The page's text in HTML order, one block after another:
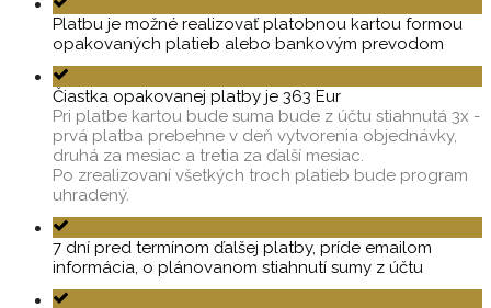
Platbu je možné realizovať platobnou kartou formou
opakovaných platieb alebo bankovým prevodom
Čiastka opakovanej platby je 363 Eur
Pri platbe kartou bude suma bude z účtu stiahnutá 3x -
prvá platba prebehne v deň vytvorenia objednávky,
druhá za mesiac a tretia za ďalší mesiac.
Po zrealizovaní všetkých troch platieb bude program
uhradený.
7 dní pred termínom ďalšej platby, príde emailom
informácia, o plánovanom stiahnutí sumy z účtu